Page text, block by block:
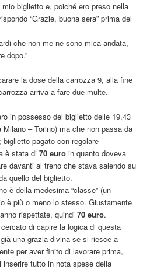
biglietto e, poiché ero preso nella
“Grazie, buona sera” prima del
che non me ne sono mica andata,
dopo.”
la dose della carrozza 9, alla fine
arriva a fare due multe.
in possesso del biglietto delle 19.43
– Torino) ma che non passa da
pagato con regolare
è stata di70 euro in quanto doveva
davanti al treno che stava salendo su
quello del biglietto.
è della medesima “classe” (un
è più o meno lo stesso. Giustamente
rispettate, quindi70 euro.
di capire la logica di questa
una grazia divina se si riesce a
per aver finito di lavorare prima,
tutto in nota spese della